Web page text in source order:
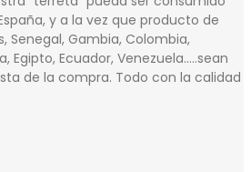
y a la vez que producto de
Senegal, Gambia, Colombia,
Egipto, Ecuador, Venezuela…..sean
de la compra. Todo con la calidad